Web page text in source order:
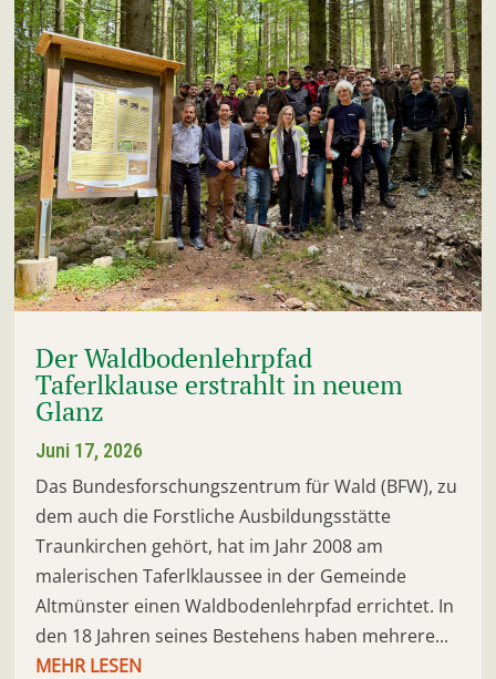
Der Waldbodenlehrpfad
Taferlklause erstrahlt in neuem
Glanz
Juni 17, 2026
Das Bundesforschungszentrum für Wald (BFW), zu
dem auch die Forstliche Ausbildungsstätte
Traunkirchen gehört, hat im Jahr 2008 am
malerischen Taferlklaussee in der Gemeinde
Altmünster einen Waldbodenlehrpfad errichtet. In
den 18 Jahren seines Bestehens haben mehrere...
MEHR LESEN